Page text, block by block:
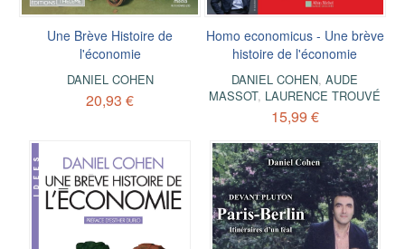
Une Brève Histoire de
l'économie
DANIEL COHEN
20,93 €
Homo economicus - Une brève
histoire de l'économie
DANIEL COHEN,AUDE
MASSOT, LAURENCE TROUVÉ
15,99 €